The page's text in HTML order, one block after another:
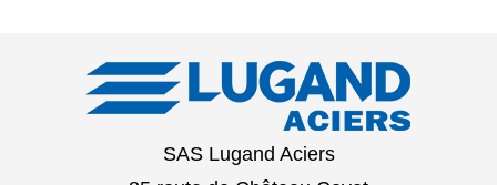
SAS Lugand Aciers